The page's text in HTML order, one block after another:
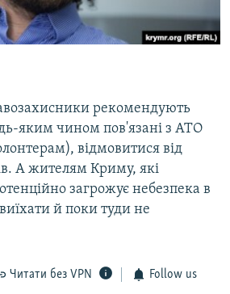
рекомендують
яким чином пов'язані з АТО
відмовитися від
А жителям Криму, які
загрожує небезпека в
й поки туди не
Читати без VPN Follow us